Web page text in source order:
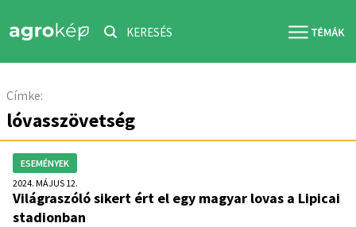
KERESÉS
Címke:
lóvasszövetség
ESEMÉNYEK
2024. MÁJUS 12.
Világraszóló sikert ért el egy magyar lovas a Lipicai
stadionban